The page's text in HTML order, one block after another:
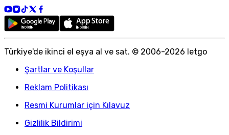
Türkiye'de ikinci el eşya al ve sat. © 2006-2026 letgo
Şartlar ve Koşullar
Reklam Politikası
Resmi Kurumlar için Kılavuz
Gizlilik Bildirimi